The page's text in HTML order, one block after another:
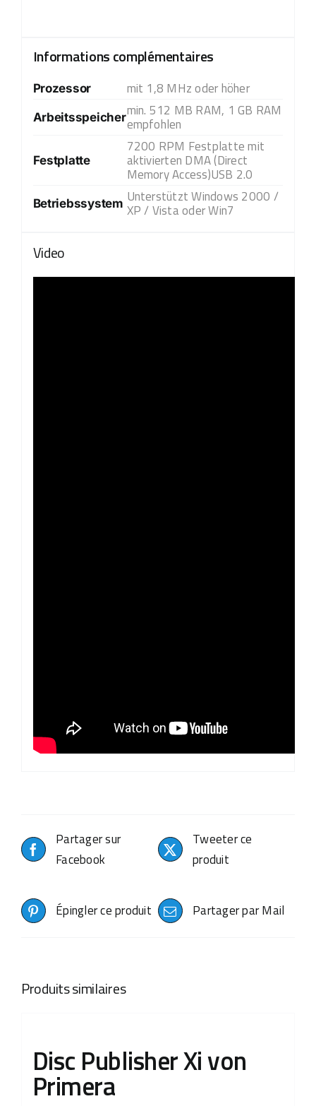
Informations complémentaires
Prozessor mit 1,8 MHz oder höher
Arbeitsspeichermin. 512 MB RAM, 1 GB RAM
empfohlen
Festplatte
7200 RPM Festplatte mit
aktivierten DMA (Direct
Memory Access)USB 2.0
Betriebssystem Unterstützt Windows 2000 /
XP / Vista oder Win7
Video
Partager sur
Facebook
Tweeter ce
produit
Épingler ce produit Partager par Mail
Produits similaires
Disc Publisher Xi von
Primera